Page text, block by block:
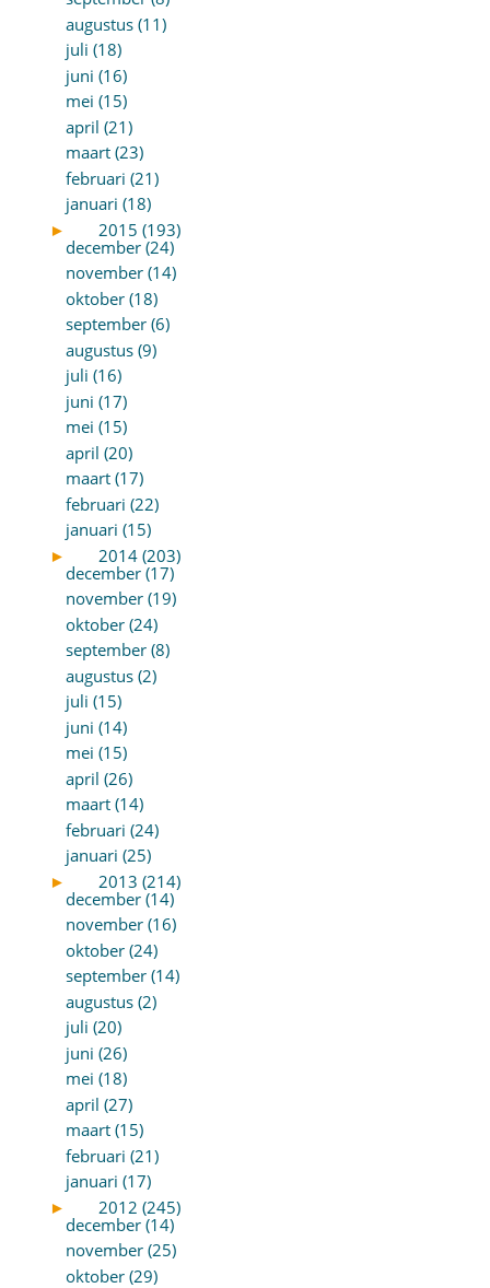
augustus (11)
juli (18)
juni (16)
mei (15)
april (21)
maart (23)
februari (21)
januari (18)
►
2015 (193)
december (24)
november (14)
oktober (18)
september (6)
augustus (9)
juli (16)
juni (17)
mei (15)
april (20)
maart (17)
februari (22)
januari (15)
►
2014 (203)
december (17)
november (19)
oktober (24)
september (8)
augustus (2)
juli (15)
juni (14)
mei (15)
april (26)
maart (14)
februari (24)
januari (25)
►
2013 (214)
december (14)
november (16)
oktober (24)
september (14)
augustus (2)
juli (20)
juni (26)
mei (18)
april (27)
maart (15)
februari (21)
januari (17)
►
2012 (245)
december (14)
november (25)
oktober (29)